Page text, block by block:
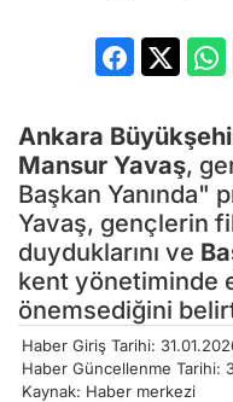
Ankara
Mansur Yavaş,
Başkan Yanında"
Yavaş, gençlerin
duyduklarını ve
kent yönetiminde
önemsediğini
Haber Giriş Tarihi:
Haber Güncellenme Tarihi:
Kaynak: Haber merkezi